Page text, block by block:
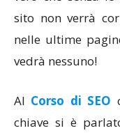
sito non verrà
nelle ultime
vedrà nessuno!
Al Corso di SEO
chiave si è